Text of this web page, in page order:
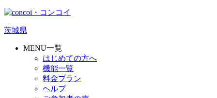
茨城県
MENU一覧
はじめての方へ
機能一覧
料金プラン
ヘルプ